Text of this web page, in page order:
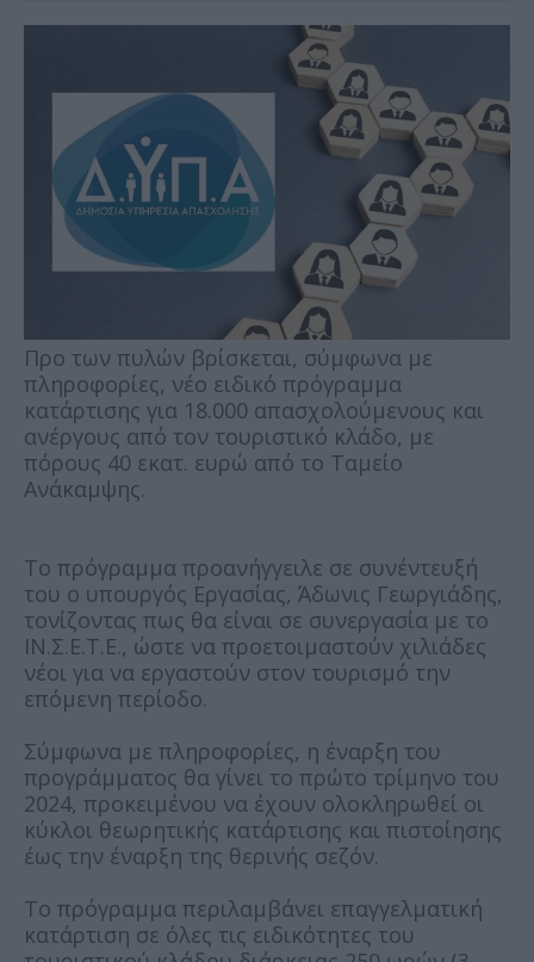
Προ των πυλών βρίσκεται, σύμφωνα με
πληροφορίες, νέο ειδικό πρόγραμμα
κατάρτισης για 18.000 απασχολούμενους και
ανέργους από τον τουριστικό κλάδο, με
πόρους 40 εκατ. ευρώ από το Ταμείο
Ανάκαμψης.
Το πρόγραμμα προανήγγειλε σε συνέντευξή
του ο υπουργός Εργασίας, Άδωνις Γεωργιάδης,
τονίζοντας πως θα είναι σε συνεργασία µε το
ΙΝ.Σ.Ε.Τ.Ε., ώστε να προετοιμαστούν χιλιάδες
νέοι για να εργαστούν στον τουρισμό την
επόμενη περίοδο.
Σύμφωνα με πληροφορίες, η έναρξη του
προγράμματος θα γίνει το πρώτο τρίμηνο του
2024, προκειμένου να έχουν ολοκληρωθεί οι
κύκλοι θεωρητικής κατάρτισης και πιστοίησης
έως την έναρξη της θερινής σεζόν.
Το πρόγραμμα περιλαμβάνει επαγγελματική
κατάρτιση σε όλες τις ειδικότητες του